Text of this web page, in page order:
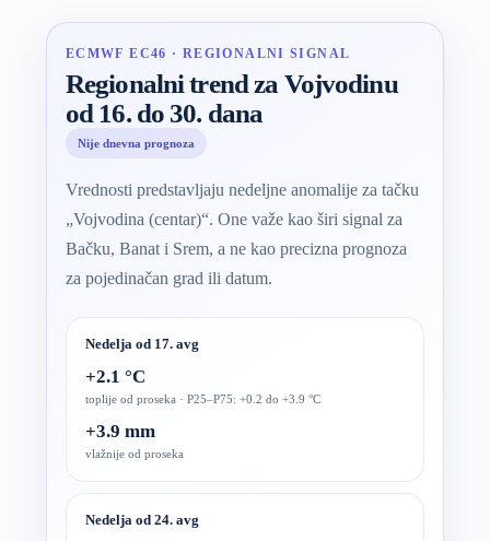
ECMWF EC46 · REGIONALNI SIGNAL
Regionalni trend za Vojvodinu
od 16. do 30. dana
Nije dnevna prognoza
Vrednosti predstavljaju nedeljne anomalije za tačku
„Vojvodina (centar)“. One važe kao širi signal za
Bačku, Banat i Srem, a ne kao precizna prognoza
za pojedinačan grad ili datum.
Nedelja od 17. avg
+2.1 °C
toplije od proseka · P25–P75: +0.2 do +3.9 °C
+3.9 mm
vlažnije od proseka
Nedelja od 24. avg